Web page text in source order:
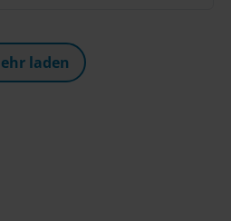
und viel Zeit zum
uns. Ein großes Danke an
laden